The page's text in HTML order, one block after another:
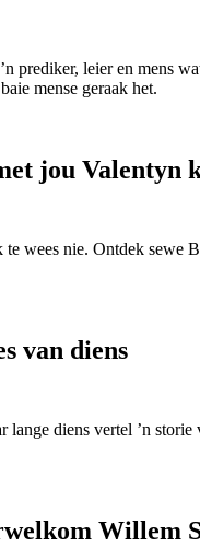
leier en mens
mense geraak het.
jou Valentyn
wees nie. Ontdek
van diens
diens vertel ’n
Willem